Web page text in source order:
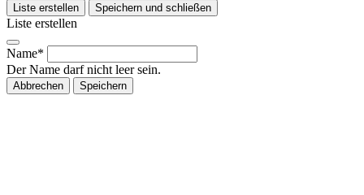
Liste erstellen Speichern und schließen
Liste erstellen
Name*
Der Name darf nicht leer sein.
Abbrechen Speichern